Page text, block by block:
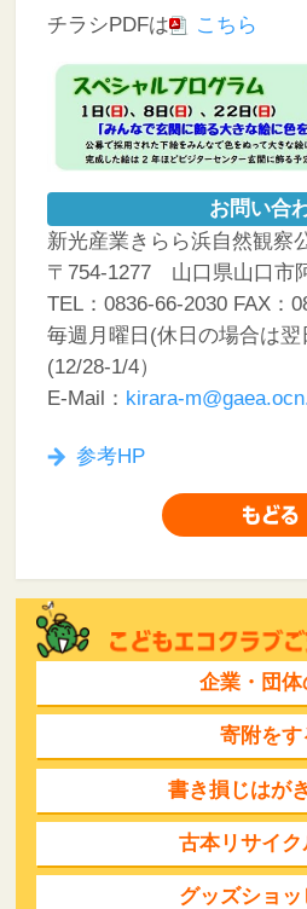
チラシPDFは こちら
お問い合
新光産業きらら浜自然観察
〒754-1277 山口県山口市
TEL：0836-66-2030 FAX：
毎週月曜日(休日の場合は
(12/28-1/4）
E-Mail： kirara-
参考HP
企業・団体
寄附をす
書き損じはが
古本リサイク
グッズショ